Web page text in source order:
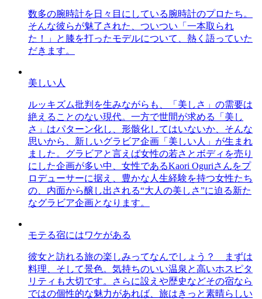
数多の腕時計を日々目にしている腕時計のプロたち。
そんな彼らが魅了された、ついつい「一本取られ
た！」と膝を打ったモデルについて、熱く語っていた
だきます。
美しい人
ルッキズム批判を生みながらも、「美しさ」の需要は
絶えることのない現代。一方で世間が求める「美し
さ」はパターン化し、形骸化してはいないか、そんな
思いから、新しいグラビア企画「美しい人」が生まれ
ました。グラビアと言えば女性の若さとボディを売り
にした企画が多い中、女性であるKaori Oguriさんをプ
ロデューサーに据え、豊かな人生経験を持つ女性たち
の、内面から醸し出される“大人の美しさ”に迫る新た
なグラビア企画となります。
モテる宿にはワケがある
彼女と訪れる旅の楽しみってなんでしょう？ まずは
料理、そして景色。気持ちのいい温泉と高いホスピタ
リティも大切です。さらに設えや歴史などその宿なら
ではの個性的な魅力があれば、旅はきっと素晴らしい